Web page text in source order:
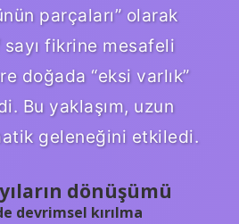
parçaları” olarak
fikrine mesafeli
doğada “eksi varlık”
Bu yaklaşım, uzun
geleneğini etkiledi.
dönüşümü
devrimsel kırılma